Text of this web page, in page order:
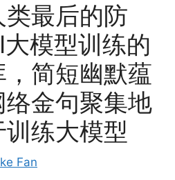
最后的防
模型训练的
简短幽默蕴
金句聚集地
练大模型
Fan